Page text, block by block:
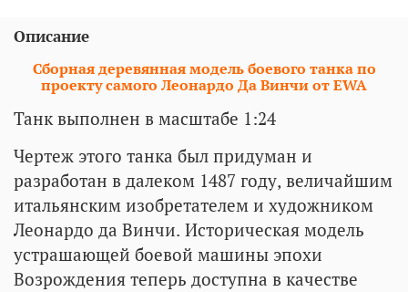
Описание
Сборная деревянная модель боевого танка по
проекту самого Леонардо Да Винчи от EWA
Танк выполнен в масштабе 1:24
Чертеж этого танка был придуман и
разработан в далеком 1487 году, величайшим
итальянским изобретателем и художником
Леонардо да Винчи. Историческая модель
устрашающей боевой машины эпохи
Возрождения теперь доступна в качестве